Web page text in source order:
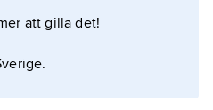
att gilla det!